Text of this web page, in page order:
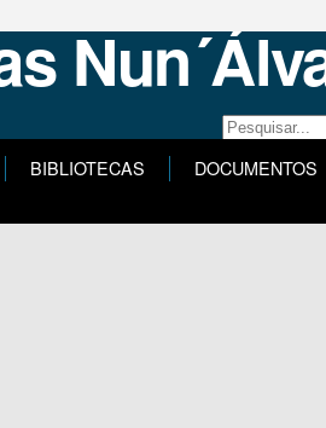
BIBLIOTECAS DOCUMENTOS